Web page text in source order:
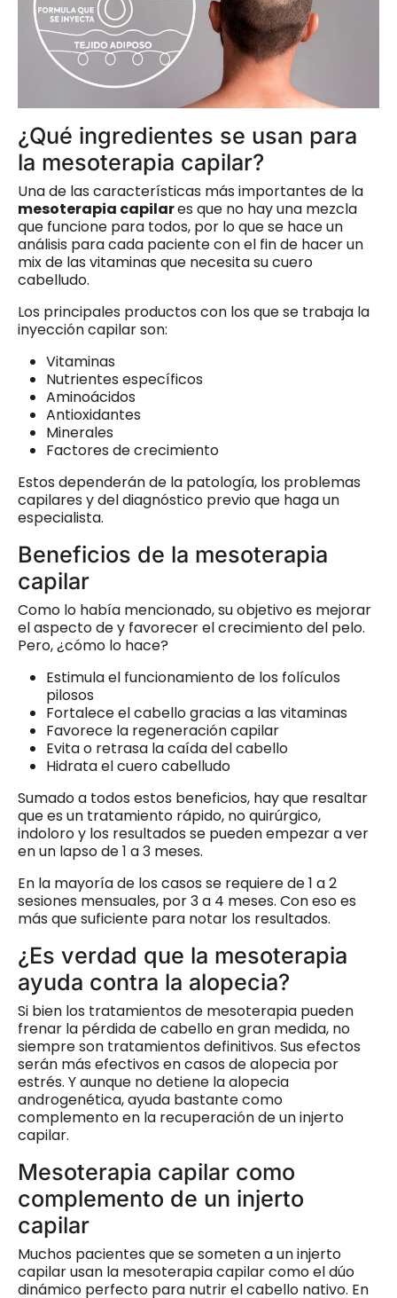
¿Qué ingredientes se usan para
la mesoterapia capilar?
Una de las características más importantes de la
mesoterapia capilares que no hay una mezcla
que funcione para todos, por lo que se hace un
análisis para cada paciente con el fin de hacer un
mix de las vitaminas que necesita su cuero
cabelludo.
Los principales productos con los que se trabaja la
inyección capilar son:
Vitaminas
Nutrientes específicos
Aminoácidos
Antioxidantes
Minerales
Factores de crecimiento
Estos dependerán de la patología, los problemas
capilares y del diagnóstico previo que haga un
especialista.
Beneficios de la mesoterapia
capilar
Como lo había mencionado, su objetivo es mejorar
el aspecto de y favorecer el crecimiento del pelo.
Pero, ¿cómo lo hace?
Estimula el funcionamiento de los folículos
pilosos
Fortalece el cabello gracias a las vitaminas
Favorece la regeneración capilar
Evita o retrasa la caída del cabello
Hidrata el cuero cabelludo
Sumado a todos estos beneficios, hay que resaltar
que es un tratamiento rápido, no quirúrgico,
indoloro y los resultados se pueden empezar a ver
en un lapso de 1 a 3 meses.
En la mayoría de los casos se requiere de 1 a 2
sesiones mensuales, por 3 a 4 meses. Con eso es
más que suficiente para notar los resultados.
¿Es verdad que la mesoterapia
ayuda contra la alopecia?
Si bien los tratamientos de mesoterapia pueden
frenar la pérdida de cabello en gran medida, no
siempre son tratamientos definitivos. Sus efectos
serán más efectivos en casos de alopecia por
estrés. Y aunque no detiene la alopecia
androgenética, ayuda bastante como
complemento en la recuperación de un injerto
capilar.
Mesoterapia capilar como
complemento de un injerto
capilar
Muchos pacientes que se someten a un injerto
capilar usan la mesoterapia capilar como el dúo
dinámico perfecto para nutrir el cabello nativo. En